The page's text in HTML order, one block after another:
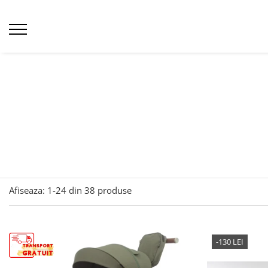
Afiseaza: 1-24 din 38 produse
-130 LEI